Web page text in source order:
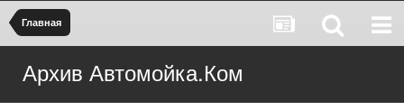
Главная
Архив Автомойка.Ком